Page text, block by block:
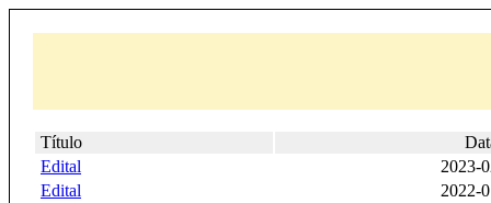
Título
Edital
2023-
Edital
2022-